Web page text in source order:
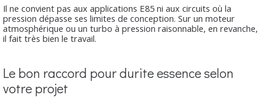
Il ne convient pas aux applications E85 ni aux circuits où la
pression dépasse ses limites de conception. Sur un moteur
atmosphérique ou un turbo à pression raisonnable, en revanche,
il fait très bien le travail.
Le bon raccord pour durite essence selon
votre projet